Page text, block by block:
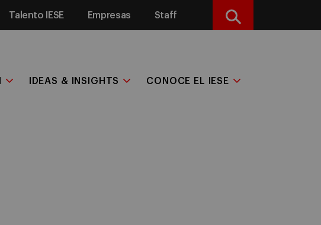
Talento IESE Empresas Staff Buscar
IDEAS & INSIGHTS CONOCE EL IESE